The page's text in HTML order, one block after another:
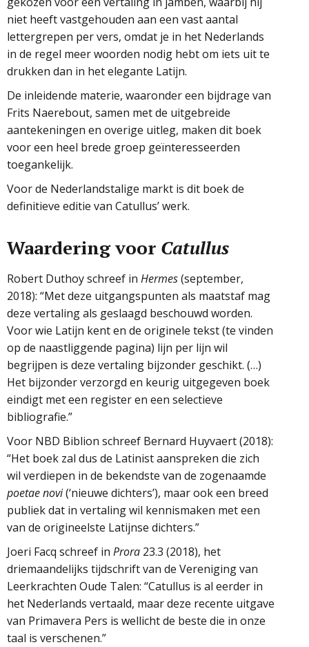
niet heeft vastgehouden aan een vast aantal
lettergrepen per vers, omdat je in het Nederlands
in de regel meer woorden nodig hebt om iets uit te
drukken dan in het elegante Latijn.
De inleidende materie, waaronder een bijdrage van
Frits Naerebout, samen met de uitgebreide
aantekeningen en overige uitleg, maken dit boek
voor een heel brede groep geïnteresseerden
toegankelijk.
Voor de Nederlandstalige markt is dit boek de
definitieve editie van Catullus’ werk.
Waardering voor Catullus
Robert Duthoy schreef in Hermes(september,
2018): “Met deze uitgangspunten als maatstaf mag
deze vertaling als geslaagd beschouwd worden.
Voor wie Latijn kent en de originele tekst (te vinden
op de naastliggende pagina) lijn per lijn wil
begrijpen is deze vertaling bijzonder geschikt. (…)
Het bijzonder verzorgd en keurig uitgegeven boek
eindigt met een register en een selectieve
bibliografie.”
Voor NBD Biblion schreef Bernard Huyvaert (2018):
“Het boek zal dus de Latinist aanspreken die zich
wil verdiepen in de bekendste van de zogenaamde
poetae novi(‘nieuwe dichters’), maar ook een breed
publiek dat in vertaling wil kennismaken met een
van de origineelste Latijnse dichters.”
Joeri Facq schreef in Prora 23.3 (2018), het
driemaandelijks tijdschrift van de Vereniging van
Leerkrachten Oude Talen: “Catullus is al eerder in
het Nederlands vertaald, maar deze recente uitgave
van Primavera Pers is wellicht de beste die in onze
taal is verschenen.”